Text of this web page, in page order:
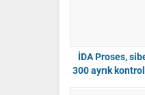
İDA Proses,
300 ayrık